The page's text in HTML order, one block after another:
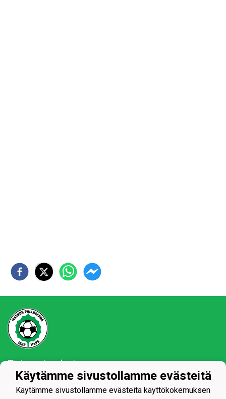
Tietosuojaseloste
MaPS vaan ja se on siinä!
Käytämme sivustollamme evästeitä
Käytämme sivustollamme evästeitä käyttökokemuksen